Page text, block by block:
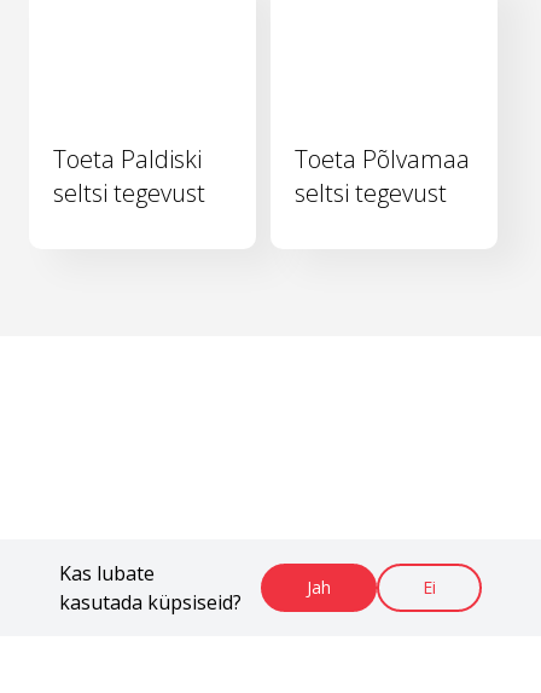
Kas lubate
kasutada küpsiseid?
Jah Ei
Toeta Paldiski
seltsi tegevust
Toeta Põlvamaa
seltsi tegevust